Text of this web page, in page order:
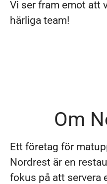
Vi ser fram emot att
härliga team!
Om
Ett företag för
Nordrest är en
fokus på att servera